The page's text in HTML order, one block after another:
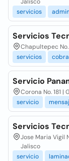
servicios
Servicios
Chapultepec
servicios
Servicio
Corona No. 181
servicio
Servicios
Jose Maria Vigil
Jalisco
servicio